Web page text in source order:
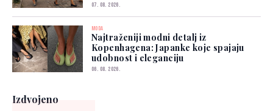
07. 08. 2026.
MODA
Najtraženiji modni detalj iz
Kopenhagena: Japanke koje spajaju
udobnost i eleganciju
06. 08. 2026.
Izdvojeno